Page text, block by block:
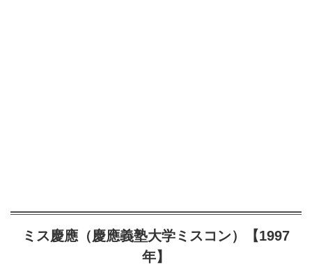
ミス慶應（慶應義塾大学ミスコン）【1997
年】